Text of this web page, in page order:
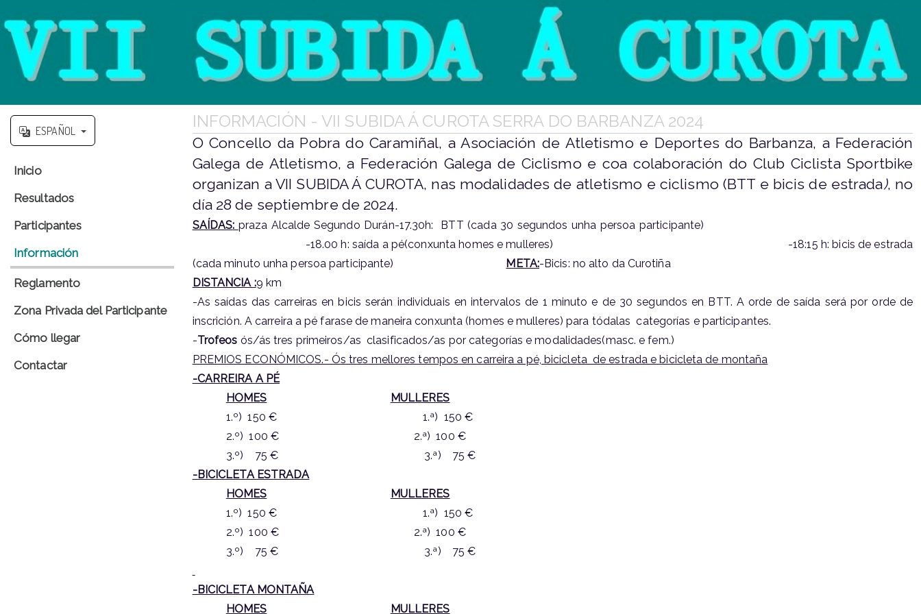
ESPAÑOL
Inicio
Resultados
Participantes
Información
Reglamento
Zona Privada del Participante
Cómo llegar
Contactar
INFORMACIÓN - VII SUBIDA Á CUROTA SERRA DO BARBANZA 2024
O Concello da Pobra do Caramiñal, a Asociación de Atletismo e Deportes do Barbanza, a Federación
Galega de Atletismo, a Federación Galega de Ciclismo e coa colaboración do Club Ciclista Sportbike
organizan a VII SUBIDA Á CUROTA, nas modalidades de atletismo e ciclismo (BTT e bicis de estrada), no
día 28 de septiembre de 2024.
SAÍDAS: praza Alcalde Segundo Durán-17.30h: BTT (cada 30 segundos unha persoa participante)
-18.00 h: saída a pé(conxunta homes e mulleres) -18:15 h: bicis de estrada
(cada minuto unha persoa participante)
META:-Bicis: no alto da Curotiña
DISTANCIA :9 km
-As saídas das carreiras en bicis serán individuais en intervalos de 1 minuto e de 30 segundos en BTT. A orde de saída será por orde de
inscrición. A carreira a pé farase de maneira conxunta (homes e mulleres) para tódalas categorías e participantes.
-Trofeos ós/ás tres primeiros/as clasificados/as por categorías e modalidades(masc. e fem.)
PREMIOS ECONÓMICOS.- Ós tres mellores tempos en carreira a pé, bicicleta de estrada e bicicleta de montaña
-CARREIRA A PÉ
HOMES
MULLERES
1.º) 150 € 1.ª) 150 €
2.º) 100 € 2.ª) 100 €
3.º) 75 € 3.ª) 75 €
-BICICLETA ESTRADA
HOMES
MULLERES
1.º) 150 € 1.ª) 150 €
2.º) 100 € 2.ª) 100 €
3.º) 75 € 3.ª) 75 €
-BICICLETA MONTAÑA
HOMES
MULLERES